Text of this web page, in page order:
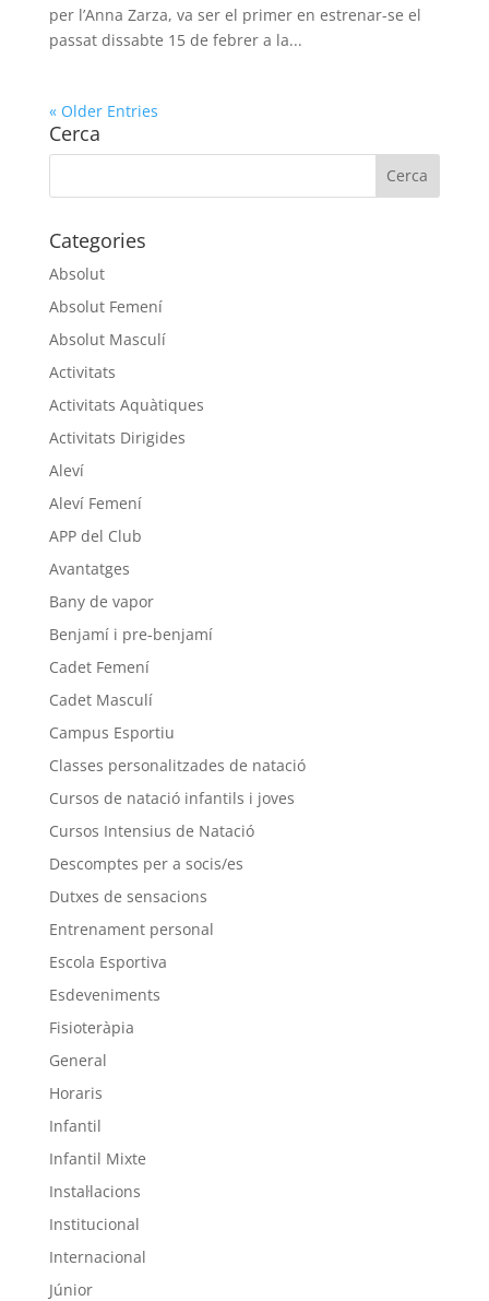
per l’Anna Zarza, va ser el primer en estrenar-se el
passat dissabte 15 de febrer a la...
« Older Entries
Cerca
Categories
Absolut
Absolut Femení
Absolut Masculí
Activitats
Activitats Aquàtiques
Activitats Dirigides
Aleví
Aleví Femení
APP del Club
Avantatges
Bany de vapor
Benjamí i pre-benjamí
Cadet Femení
Cadet Masculí
Campus Esportiu
Classes personalitzades de natació
Cursos de natació infantils i joves
Cursos Intensius de Natació
Descomptes per a socis/es
Dutxes de sensacions
Entrenament personal
Escola Esportiva
Esdeveniments
Fisioteràpia
General
Horaris
Infantil
Infantil Mixte
Instal·lacions
Institucional
Internacional
Júnior